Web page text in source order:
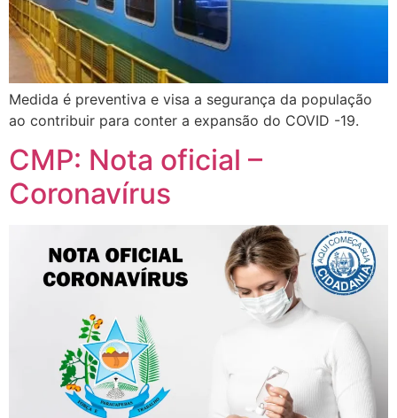
Medida é preventiva e visa a segurança da população
ao contribuir para conter a expansão do COVID -19.
CMP: Nota oficial –
Coronavírus